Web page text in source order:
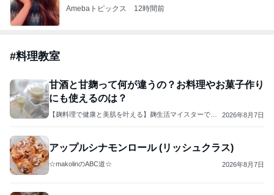
Amebaトピックス 12時間前
#料理教室
甘酒と甘麹って何が違うの？お料理やお菓子作り
にも使えるのは？
【麹料理で健康と美肌を叶える】麹生活マイスターであ
2026年8月7日
アップルシナモンロール (リッシュクラス)
☆makolinのABC道☆ 2026年8月7日